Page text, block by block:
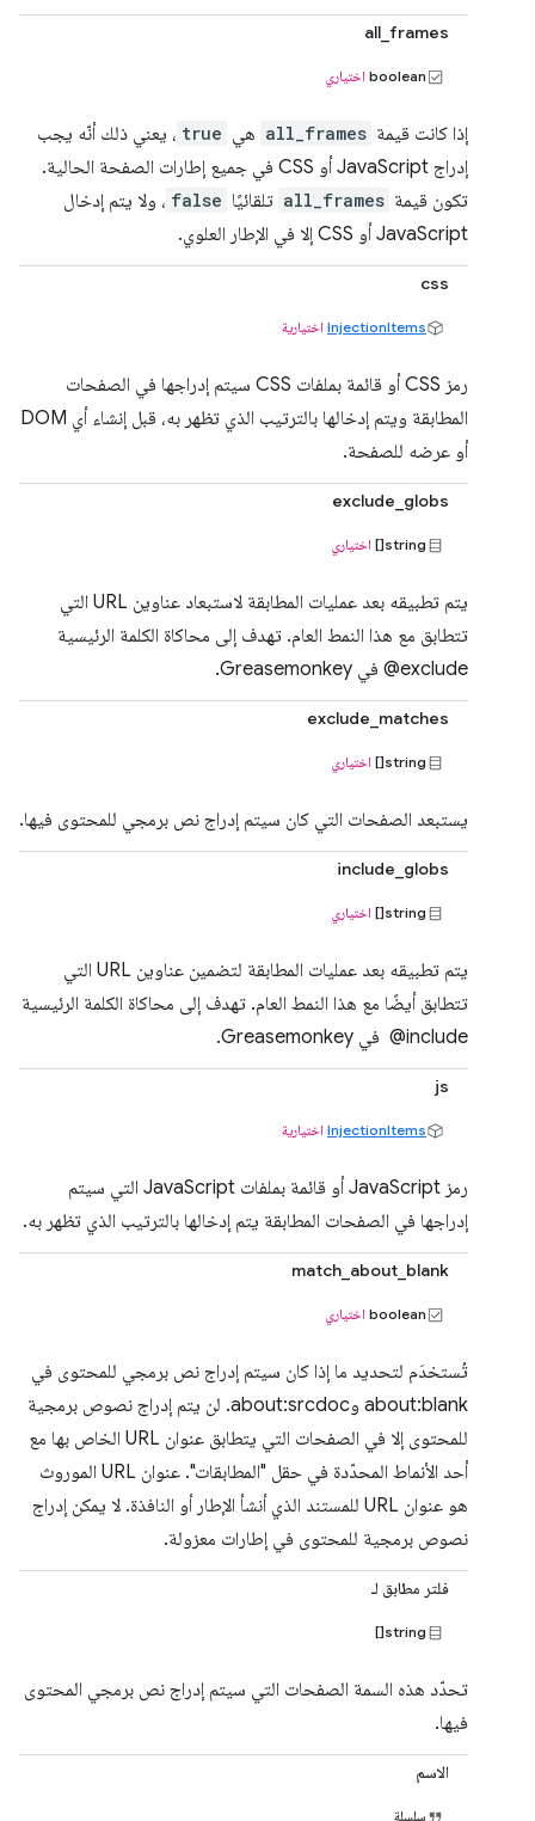
all_frames
boolean اختياري
إذا كانت قيمة all_frames هي true ، يعني ذلك أنّه يجب
إدراج JavaScript أو CSS في جميع إطارات الصفحة الحالية.
تكون قيمة all_frames تلقائيًا false ، ولا يتم إدخال
JavaScript أو CSS إلا في الإطار العلوي.
css
InjectionItems اختيارية
رمز CSS أو قائمة بملفات CSS سيتم إدراجها في الصفحات
المطابقة ويتم إدخالها بالترتيب الذي تظهر به، قبل إنشاء أي DOM
أو عرضه للصفحة.
exclude_globs
string[] اختياري
يتم تطبيقه بعد عمليات المطابقة لاستبعاد عناوين URL التي
@exclude في Greasemonkey.
exclude_matches
string[] اختياري
يستبعد الصفحات التي كان سيتم إدراج نص برمجي للمحتوى فيها.
include_globs
string[] اختياري
يتم تطبيقه بعد عمليات المطابقة لتضمين عناوين URL التي
تتطابق أيضًا مع هذا النمط العام. تهدف إلى محاكاة الكلمة الرئيسية
‎ @include في Greasemonkey.
js
InjectionItems اختيارية
رمز JavaScript أو قائمة بملفات JavaScript التي سيتم
إدراجها في الصفحات المطابقة يتم إدخالها بالترتيب الذي تظهر به.
match_about_blank
boolean اختياري
تُستخدَم لتحديد ما إذا كان سيتم إدراج نص برمجي للمحتوى في
about:blank وabout:srcdoc. لن يتم إدراج نصوص برمجية
للمحتوى إلا في الصفحات التي يتطابق عنوان URL الخاص بها مع
أحد الأنماط المحدّدة في حقل "المطابقات". عنوان URL الموروث
هو عنوان URL للمستند الذي أنشأ الإطار أو النافذة. لا يمكن إدراج
نصوص برمجية للمحتوى في إطارات معزولة.
فلتر مطابق لـ
string[]
تحدّد هذه السمة الصفحات التي سيتم إدراج نص برمجي المحتوى
فيها.
الاسم
سلسلة